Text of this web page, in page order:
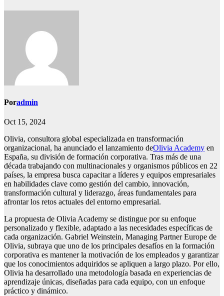
Poradmin
Oct 15, 2024
Olivia, consultora global especializada en transformación
organizacional, ha anunciado el lanzamiento deOlivia Academy en
España, su división de formación corporativa. Tras más de una
década trabajando con multinacionales y organismos públicos en 22
países, la empresa busca capacitar a líderes y equipos empresariales
en habilidades clave como gestión del cambio, innovación,
transformación cultural y liderazgo, áreas fundamentales para
afrontar los retos actuales del entorno empresarial.
La propuesta de Olivia Academy se distingue por su enfoque
personalizado y flexible, adaptado a las necesidades específicas de
cada organización. Gabriel Weinstein, Managing Partner Europe de
Olivia, subraya que uno de los principales desafíos en la formación
corporativa es mantener la motivación de los empleados y garantizar
que los conocimientos adquiridos se apliquen a largo plazo. Por ello,
Olivia ha desarrollado una metodología basada en experiencias de
aprendizaje únicas, diseñadas para cada equipo, con un enfoque
práctico y dinámico.